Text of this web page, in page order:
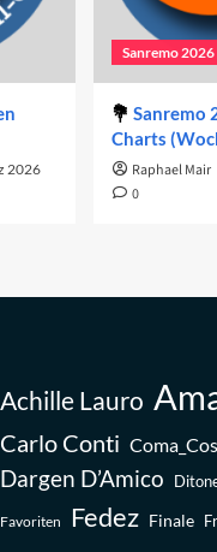
2026
Sanremo 2026
Sanremo
Charts
Raphael Mair
0
Achille Lauro
Carlo Conti
Dargen D’Amico
Favoriten Fedez Finale